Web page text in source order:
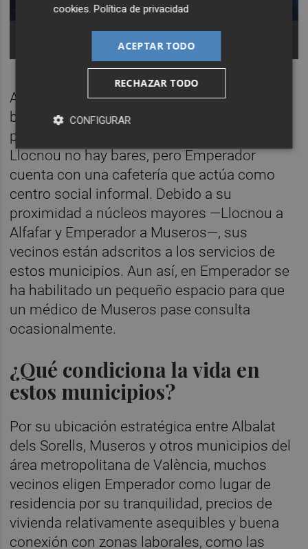
Alberto Bayarri, alcalde de Emperador -
Ambos municipios carecen de servicios
básicos como centro de salud, biblioteca,
policía local o centro de mayores. En
Llocnou no hay bares, pero Emperador
cuenta con una cafetería que actúa como
centro social informal. Debido a su
proximidad a núcleos mayores —Llocnou a
Alfafar y Emperador a Museros—, sus
vecinos están adscritos a los servicios de
estos municipios. Aun así, en Emperador se
ha habilitado un pequeño espacio para que
un médico de Museros pase consulta
ocasionalmente.
¿Qué condiciona la vida en
estos municipios?
Por su ubicación estratégica entre Albalat
dels Sorells, Museros y otros municipios del
área metropolitana de València, muchos
vecinos eligen Emperador como lugar de
residencia por su tranquilidad, precios de
vivienda relativamente asequibles y buena
conexión con zonas laborales, como las
cookies .Política de privacidad
ACEPTAR TODO
RECHAZAR TODO
CONFIGURAR